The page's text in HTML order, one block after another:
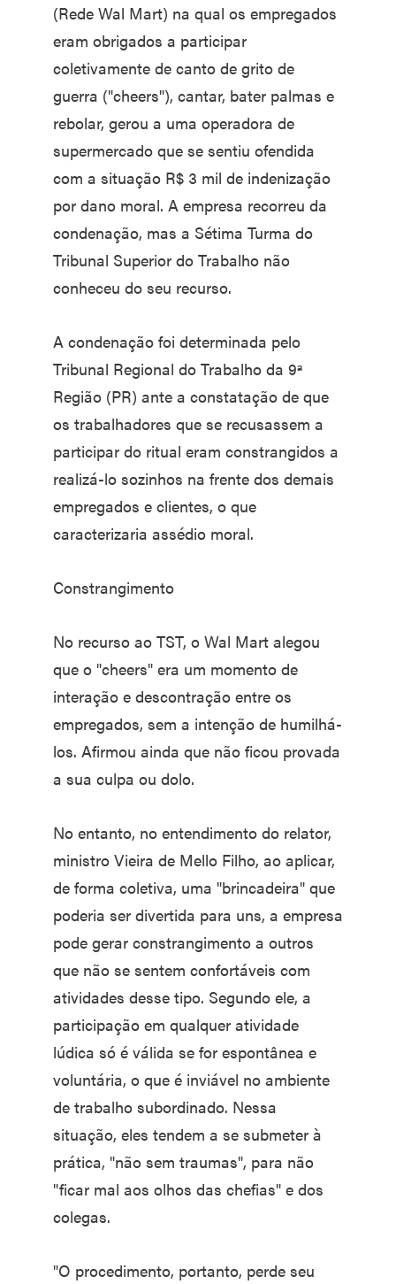
(Rede Wal Mart) na qual os empregados
eram obrigados a participar
coletivamente de canto de grito de
guerra ("cheers"), cantar, bater palmas e
rebolar, gerou a uma operadora de
supermercado que se sentiu ofendida
com a situação R$ 3 mil de indenização
por dano moral. A empresa recorreu da
condenação, mas a Sétima Turma do
Tribunal Superior do Trabalho não
conheceu do seu recurso.
A condenação foi determinada pelo
Tribunal Regional do Trabalho da 9ª
Região (PR) ante a constatação de que
os trabalhadores que se recusassem a
participar do ritual eram constrangidos a
realizá-lo sozinhos na frente dos demais
empregados e clientes, o que
caracterizaria assédio moral.
Constrangimento
No recurso ao TST, o Wal Mart alegou
que o "cheers" era um momento de
interação e descontração entre os
empregados, sem a intenção de humilhá-
los. Afirmou ainda que não ficou provada
a sua culpa ou dolo.
No entanto, no entendimento do relator,
ministro Vieira de Mello Filho, ao aplicar,
de forma coletiva, uma "brincadeira" que
poderia ser divertida para uns, a empresa
pode gerar constrangimento a outros
que não se sentem confortáveis com
atividades desse tipo. Segundo ele, a
participação em qualquer atividade
lúdica só é válida se for espontânea e
voluntária, o que é inviável no ambiente
de trabalho subordinado. Nessa
situação, eles tendem a se submeter à
prática, "não sem traumas", para não
"ficar mal aos olhos das chefias" e dos
colegas.
"O procedimento, portanto, perde seu